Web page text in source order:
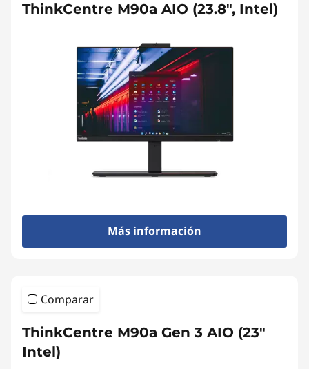
ThinkCentre M90a AIO (23.8", Intel)
Más información
Comparar
ThinkCentre M90a Gen 3 AIO (23"
Intel)